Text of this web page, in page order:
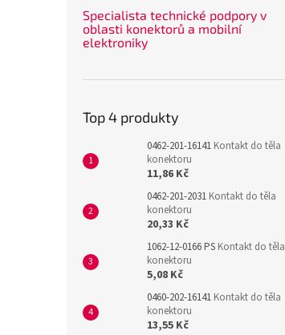
Specialista technické podpory v
oblasti konektorů a mobilní
elektroniky
Top 4 produkty
0462-201-16141 Kontakt do těla
konektoru
11,86 Kč
0462-201-2031 Kontakt do těla
konektoru
20,33 Kč
1062-12-0166 PS Kontakt do těla
konektoru
5,08 Kč
0460-202-16141 Kontakt do těla
konektoru
13,55 Kč